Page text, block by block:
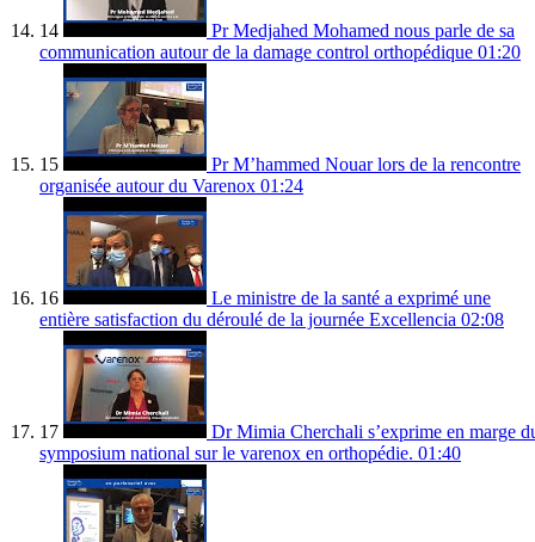
14
Pr Medjahed Mohamed nous parle de sa
communication autour de la damage control orthopédique 01:20
15
Pr M’hammed Nouar lors de la rencontre
organisée autour du Varenox 01:24
16
Le ministre de la santé a exprimé une
entière satisfaction du déroulé de la journée Excellencia 02:08
17
Dr Mimia Cherchali s’exprime en marge
symposium national sur le varenox en orthopédie. 01:40